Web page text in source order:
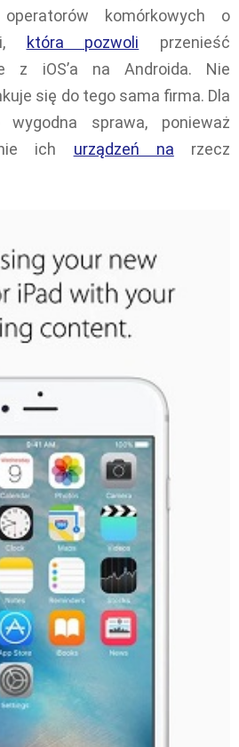
komórkowych o
która pozwoli przenieść
z iOS’a na Androida. Nie
się do tego sama firma. Dla
sprawa, ponieważ
ich urządzeń na rzecz